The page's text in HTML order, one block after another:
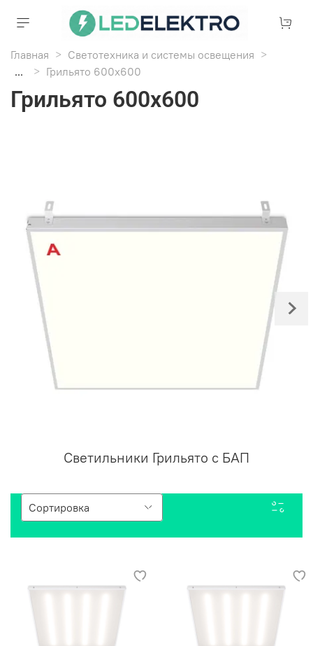
Главная
Светотехника и системы освещения
...
Грильято 600х600
Грильято 600х600
Светильники Грильято с БАП